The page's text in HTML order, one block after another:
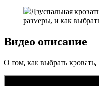
Видео описание
О том, как выбрать